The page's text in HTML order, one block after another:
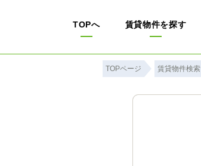
TOPへ 賃貸物件を探す
TOPページ 賃貸物件検索